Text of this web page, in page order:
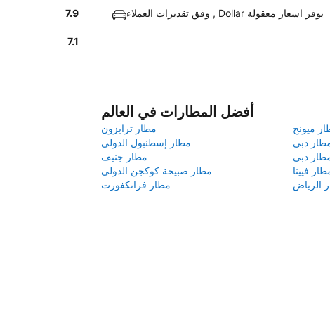
7.9 وفق تقديرات العملاء , Dollar يوفر اسعار معقولة
7.1
أفضل المطارات في العالم
مطار ترابزون
ميونخ
مطار إسطنبول الدولي
دبي
مطار جنيف
دبي
مطار صبيحة كوكجن الدولي
فيينا
مطار فرانكفورت
الرياض